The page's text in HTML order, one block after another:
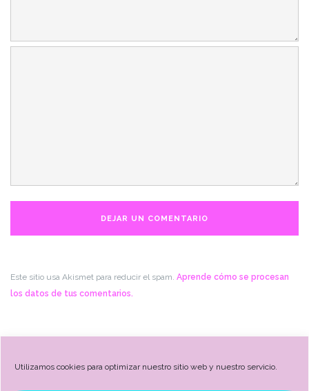
Utilizamos cookies para optimizar nuestro sitio web y nuestro servicio.
Este sitio usa Akismet para reducir el spam. Aprende cómo se procesan
los datos de tus comentarios.